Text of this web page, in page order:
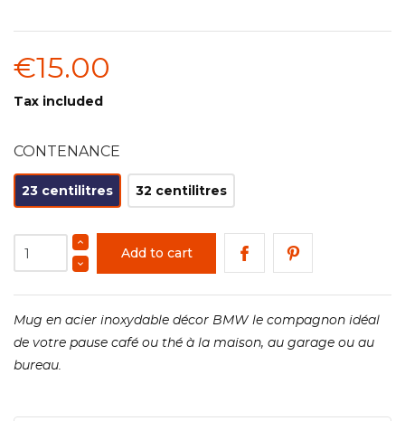
€15.00
Tax included
CONTENANCE
23 centilitres 32 centilitres
Add to cart
Mug en acier inoxydable décor BMW le compagnon idéal
de votre pause café ou thé à la maison, au garage ou au
bureau.